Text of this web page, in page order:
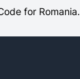
for Romania.